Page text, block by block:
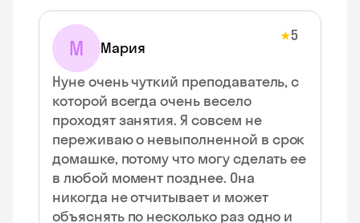
М Мария
★5
Нуне очень чуткий преподаватель, с
которой всегда очень весело
проходят занятия. Я совсем не
переживаю о невыполненной в срок
домашке, потому что могу сделать ее
в любой момент позднее. Она
никогда не отчитывает и может
объяснять по несколько раз одно и